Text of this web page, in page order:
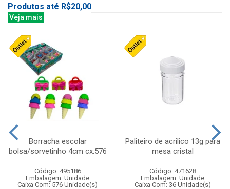
Produtos até R$20,00
Veja mais
Borracha escolar
bolsa/sorvetinho 4cm cx:576
Código: 495186
Embalagem: Unidade
Caixa Com: 576 Unidade(s)
Paliteiro de acrilico 13g para
mesa cristal
Código: 471628
Embalagem: Unidade
Caixa Com: 36 Unidade(s)